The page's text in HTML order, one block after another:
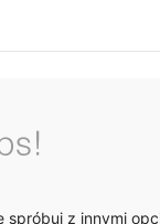
spróbuj z innymi